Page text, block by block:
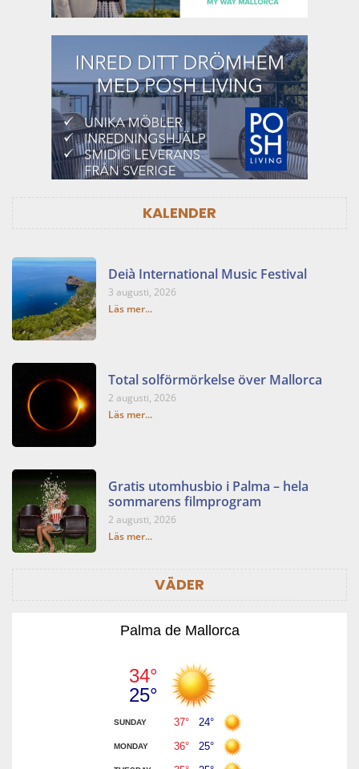
KALENDER
Deià International Music Festival
3 augusti, 2026
Läs mer...
Total solförmörkelse över Mallorca
2 augusti, 2026
Läs mer...
Gratis utomhusbio i Palma – hela
sommarens filmprogram
2 augusti, 2026
Läs mer...
VÄDER
Palma de Mallorca